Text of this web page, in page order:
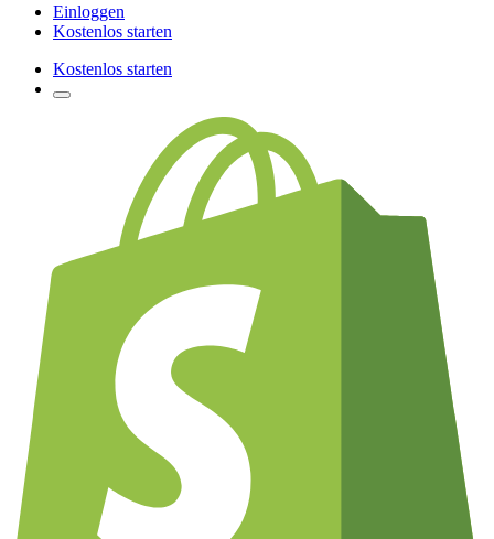
Einloggen
Kostenlos starten
Kostenlos starten